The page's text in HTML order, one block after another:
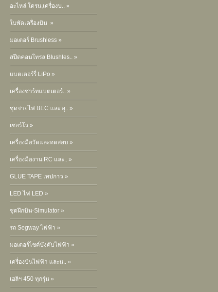
อะไหล่ โดรน,เครื่องบ.. »
ใบพัดเครื่องบิน »
มอเตอร์ Brushless »
สปีดคอนโทรล Blushles.. »
แบตเตอร์รี่ LiPo »
เครื่องชาร์ทแบตเตอร์.. »
ชุดจ่ายไฟ BEC และ อุ.. »
เซอร์โว »
เครื่องมือวัดและทดสอบ »
เครื่องมืองาน RC และ.. »
GLUE TAPE เทปกาว »
LED ไฟ LED »
ชุดฝึกบิน-Simulator »
รถ Segway ไฟฟ้า »
มอเตอร์ไซค์บังคับไฟฟ้า »
เครื่องบินไฟฟ้า และน.. »
เฮลิฯ 450 ทุกรุ่น »